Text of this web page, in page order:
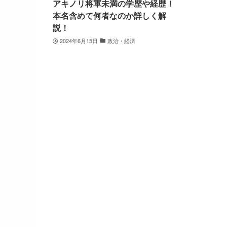
アキノリ将軍未満の学歴や経歴！
本名含めて何者なのか詳しく解
説！
2024年6月15日 政治・経済